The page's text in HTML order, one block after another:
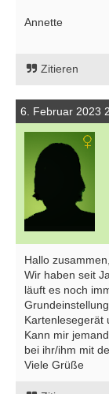
Annette
Zitieren
6. Februar 2023
Hallo zusammen,
Wir haben seit
läuft es noch
Kartenlesegerät
Kann mir
bei ihr/ihm mit
Viele Grüße